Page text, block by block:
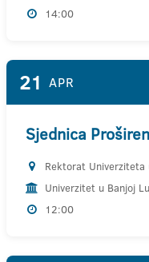
14:00
21 APR
Sjednica
Rektorat Univerziteta
Univerzitet u Banjoj
12:00